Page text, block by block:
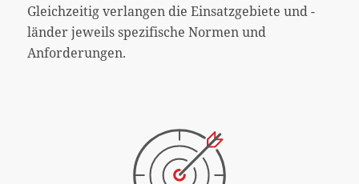
Gleichzeitig verlangen die Einsatzgebiete und -
länder jeweils spezifische Normen und
Anforderungen.